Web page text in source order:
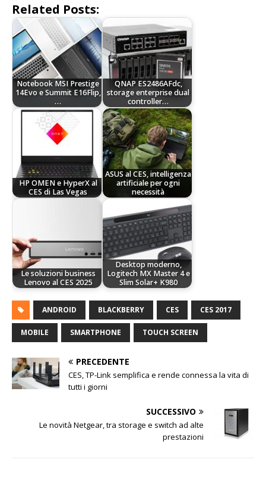
Related Posts:
Notebook MSI Prestige
14Evo e Summit E16Flip,
…
QNAP ES2486AFdc,
storage enterprise dual
controller…
HP OMEN e HyperX al
CES di Las Vegas
ASUS al CES, intelligenza
artificiale per ogni
necessità
Le soluzioni business
Lenovo al CES 2025
Desktop moderno,
Logitech MX Master 4 e
Slim Solar+ K980
ANDROID BLACKBERRY CES CES 2017
MOBILE SMARTPHONE TOUCH SCREEN
PRECEDENTE
CES, TP-Link semplifica e rende connessa la vita di
tutti i giorni
SUCCESSIVO
Le novità Netgear, tra storage e switch ad alte
prestazioni